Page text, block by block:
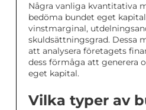
Några vanliga kvantitativa
bedöma bundet eget
vinstmarginal,
skuldsättningsgrad. Dessa
att analysera företagets
dess förmåga att generera
eget kapital.
Vilka typer av